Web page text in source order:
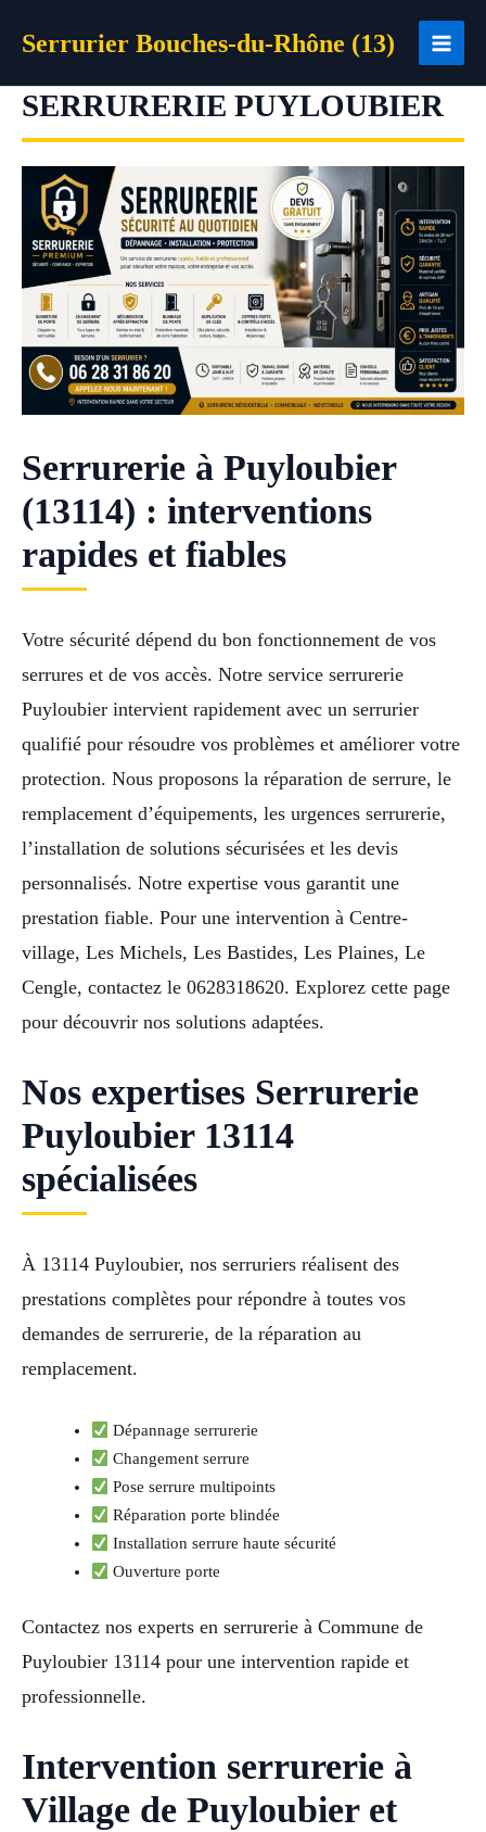
Serrurier Bouches-du-Rhône (13)
SERRURERIE PUYLOUBIER
Serrurerie à Puyloubier
(13114) : interventions
rapides et fiables
Votre sécurité dépend du bon fonctionnement de vos
serrures et de vos accès. Notre service serrurerie
Puyloubier intervient rapidement avec un serrurier
qualifié pour résoudre vos problèmes et améliorer votre
protection. Nous proposons la réparation de serrure, le
remplacement d’équipements, les urgences serrurerie,
l’installation de solutions sécurisées et les devis
personnalisés. Notre expertise vous garantit une
prestation fiable. Pour une intervention à Centre-
village, Les Michels, Les Bastides, Les Plaines, Le
Cengle, contactez le 0628318620. Explorez cette page
pour découvrir nos solutions adaptées.
Nos expertises Serrurerie
Puyloubier 13114
spécialisées
À 13114 Puyloubier, nos serruriers réalisent des
prestations complètes pour répondre à toutes vos
demandes de serrurerie, de la réparation au
remplacement.
Dépannage serrurerie
Changement serrure
Pose serrure multipoints
Réparation porte blindée
Installation serrure haute sécurité
Ouverture porte
Contactez nos experts en serrurerie à Commune de
Puyloubier 13114 pour une intervention rapide et
professionnelle.
Intervention serrurerie à
Village de Puyloubier et